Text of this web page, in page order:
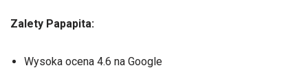
Zalety Papapita:
Wysoka ocena 4.6 na Google